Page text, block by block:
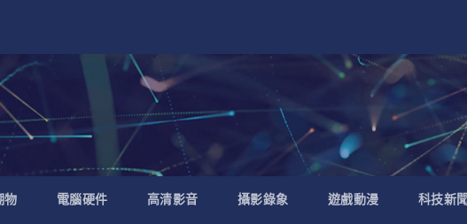
物 電腦硬件 高清影音 攝影錄象 遊戲動漫 科技新